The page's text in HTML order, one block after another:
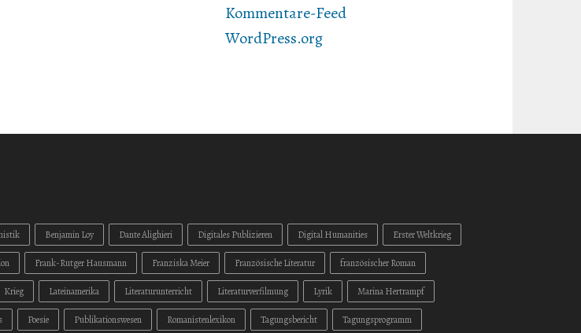
Kommentare-Feed
WordPress.org
Benjamin Loy Dante Alighieri Digitales Publizieren Digital Humanities Erster Weltkrieg
Frank-Rutger Hausmann Franziska Meier Französische Literatur französischer Roman
Krieg Lateinamerika Literaturunterricht Literaturverfilmung Lyrik Marina Hertrampf
Poesie Publikationswesen Romanistenlexikon Tagungsbericht Tagungsprogramm